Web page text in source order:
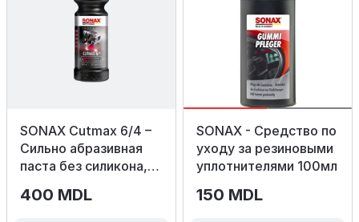
SONAX Cutmax 6/4 –
Сильно абразивная
паста без силикона,
400 MDL
SONAX - Средство по
уходу за резиновыми
уплотнителями 100мл
150 MDL